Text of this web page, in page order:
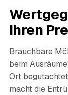
Ihren
Brauchbare
beim
Ort
macht die